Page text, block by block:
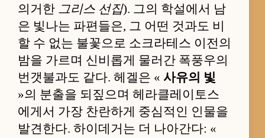
의거한 그리스 선집). 그의 학설에서 남
은 빛나는 파편들은, 그 어떤 것과도 비
할 수 없는 불꽃으로 소크라테스 이전의
밤을 가르며 신비롭게 물러간 폭풍우의
번갯불과도 같다. 헤겔은 « 사유의 빛
»의 분출을 되짚으며 헤라클레이토스
에게서 가장 찬란하게 중심적인 인물을
발견한다. 하이데거는 더 나아간다: «